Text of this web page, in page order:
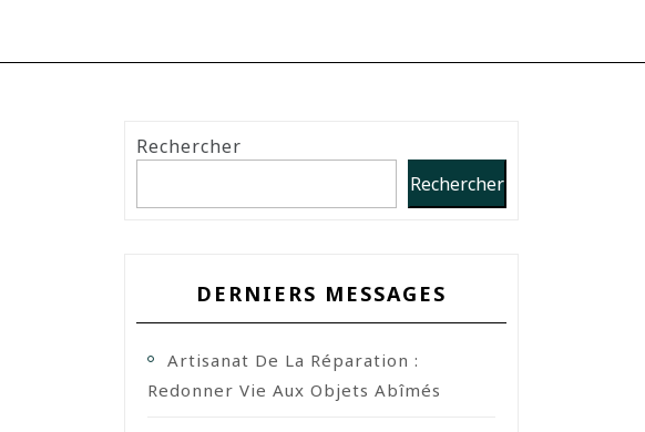
Rechercher
Rechercher
DERNIERS MESSAGES
Artisanat De La Réparation :
Redonner Vie Aux Objets Abîmés